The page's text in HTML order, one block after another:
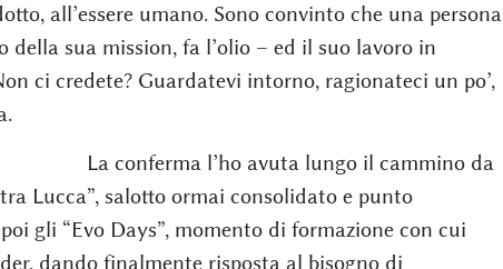
all’essere umano. Sono convinto che una persona
della sua mission, fa l’olio – ed il suo lavoro in
ci credete? Guardatevi intorno, ragionateci un po’,
La conferma l’ho avuta lungo il cammino da
Lucca”, salotto ormai consolidato e punto
gli “Evo Days”, momento di formazione con cui
dando finalmente risposta al bisogno di